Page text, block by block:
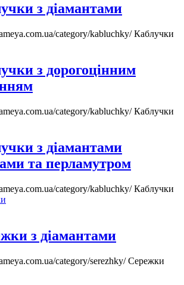
з діамантами
category/kabluchky/Каблучки
з дорогоцінним
category/kabluchky/Каблучки
з діамантами
та перламутром
category/kabluchky/Каблучки
з діамантами
category/serezhky/Сережки